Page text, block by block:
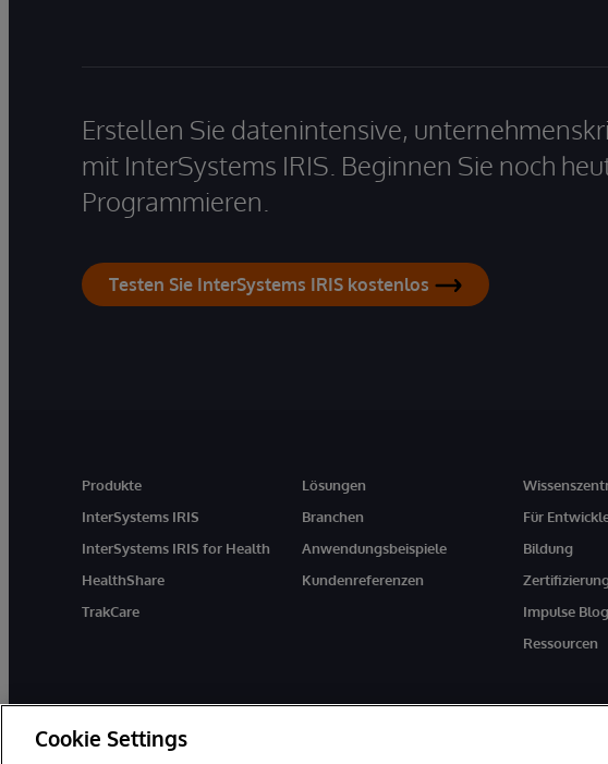
Erstellen Sie datenintensive,
mit InterSystems IRIS. Beginnen Sie noch
Programmieren.
Testen Sie InterSystems IRIS kostenlos
Produkte
InterSystems IRIS
InterSystems IRIS for Health
HealthShare
TrakCare
Lösungen
Branchen
Anwendungsbeispiele
Kundenreferenzen
Für
Bildung
Impulse Blog
Ressourcen
Cookie Settings